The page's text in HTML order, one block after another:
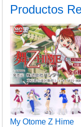
Productos
My Otome Z Hime